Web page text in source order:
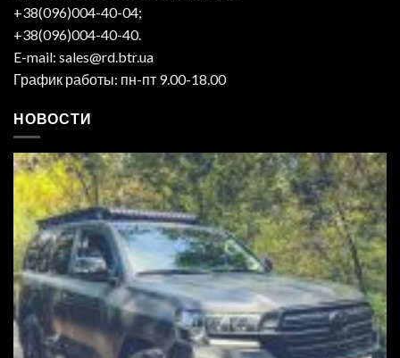
+38(096)004-40-04;
+38(096)004-40-40.
E-mail: sales@rd.btr.ua
График работы: пн-пт 9.00-18.00
НОВОСТИ